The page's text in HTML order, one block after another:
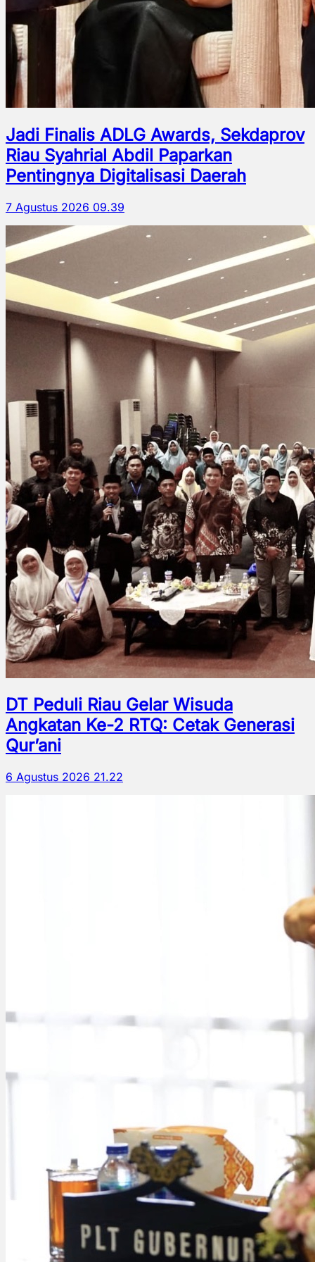
Jadi Finalis ADLG Awards, Sekdaprov
Riau Syahrial Abdil Paparkan
Pentingnya Digitalisasi Daerah
7 Agustus 2026 09.39
DT Peduli Riau Gelar Wisuda
Angkatan Ke-2 RTQ: Cetak Generasi
Qur’ani
6 Agustus 2026 21.22